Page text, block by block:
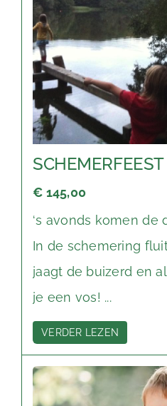
SCHEMERFEEST
€ 145,00
‘s avonds komen de
In de schemering
jaagt de buizerd en
je een vos! ...
VERDER LEZEN